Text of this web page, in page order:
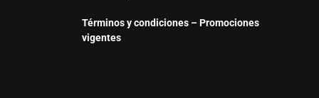
Términos y condiciones – Promociones
vigentes